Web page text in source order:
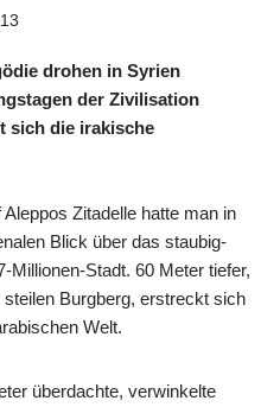
drohen in Syrien
der Zivilisation
sich die irakische
Zitadelle hatte man in
Blick über das staubig-
Millionen-Stadt. 60 Meter tiefer,
Burgberg, erstreckt sich
Welt.
überdachte, verwinkelte